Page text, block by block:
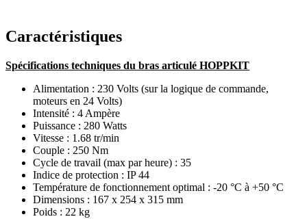
Caractéristiques
Spécifications techniques du bras articulé HOPPKIT
Alimentation : 230 Volts (sur la logique de commande,
moteurs en 24 Volts)
Intensité : 4 Ampère
Puissance : 280 Watts
Vitesse : 1.68 tr/min
Couple : 250 Nm
Cycle de travail (max par heure) : 35
Indice de protection : IP 44
Température de fonctionnement optimal : -20 °C à +50 °C
Dimensions : 167 x 254 x 315 mm
Poids : 22 kg